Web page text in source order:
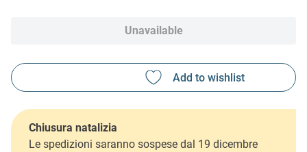
Unavailable
Chiusura natalizia
Le spedizioni saranno sospese dal 19 dicembre